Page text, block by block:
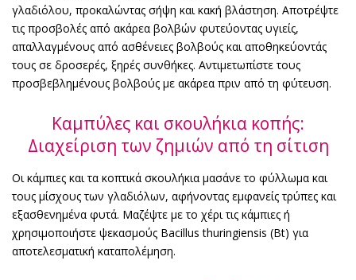
γλαδιόλου, προκαλώντας σήψη και κακή βλάστηση. Αποτρέψτε
τις προσβολές από ακάρεα βολβών φυτεύοντας υγιείς,
απαλλαγμένους από ασθένειες βολβούς και αποθηκεύοντάς
τους σε δροσερές, ξηρές συνθήκες. Αντιμετωπίστε τους
προσβεβλημένους βολβούς με ακάρεα πριν από τη φύτευση.
Καμπύλες και σκουλήκια κοπής:
Διαχείριση των ζημιών από τη σίτιση
Οι κάμπιες και τα κοπτικά σκουλήκια μασάνε το φύλλωμα και
τους μίσχους των γλαδιόλων, αφήνοντας εμφανείς τρύπες και
εξασθενημένα φυτά. Μαζέψτε με το χέρι τις κάμπιες ή
χρησιμοποιήστε ψεκασμούς Bacillus thuringiensis (Bt) για
αποτελεσματική καταπολέμηση.